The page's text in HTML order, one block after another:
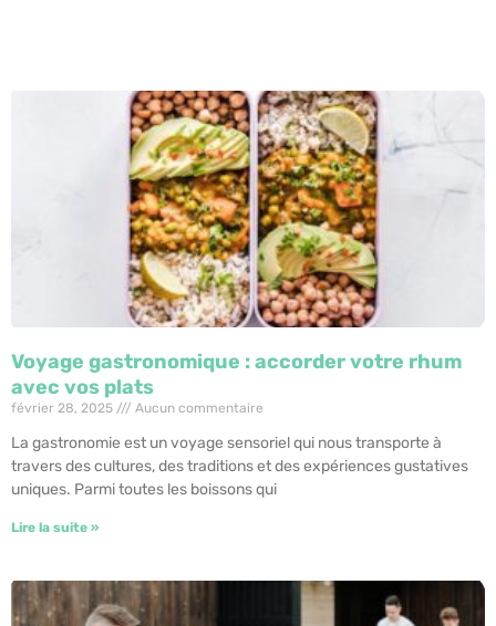
Voyage gastronomique : accorder votre rhum
avec vos plats
février 28, 2025 Aucun commentaire
La gastronomie est un voyage sensoriel qui nous transporte à
travers des cultures, des traditions et des expériences gustatives
uniques. Parmi toutes les boissons qui
Lire la suite »